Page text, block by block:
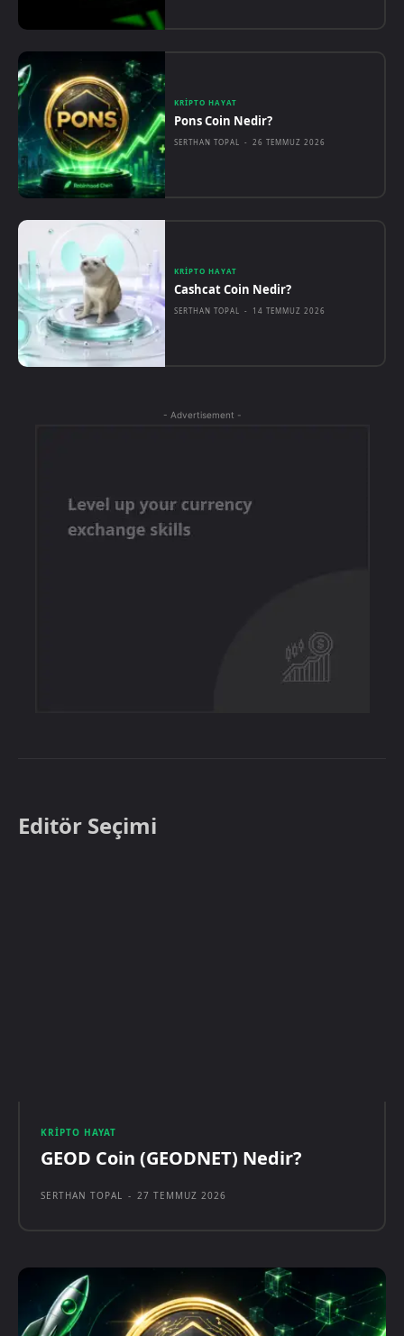
KRIPTO HAYAT
Pons Coin Nedir?
SERTHAN TOPAL - 26 TEMMUZ 2026
KRIPTO HAYAT
Cashcat Coin Nedir?
SERTHAN TOPAL - 14 TEMMUZ 2026
- Advertisement -
Editör Seçimi
KRIPTO HAYAT
GEOD Coin (GEODNET) Nedir?
SERTHAN TOPAL - 27 TEMMUZ 2026